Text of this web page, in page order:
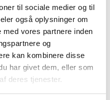
til sociale medier og til
også oplysninger om
vores partnere inden
og
kan kombinere disse
har givet dem, eller som
deres tjenester.